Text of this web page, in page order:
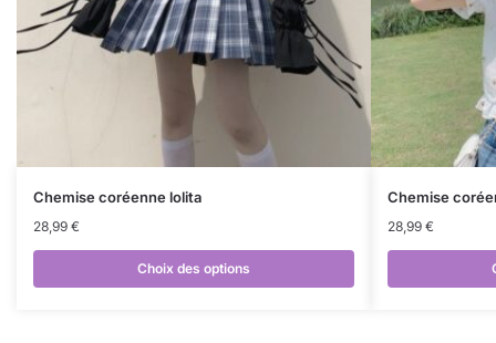
Chemise coréenne lolita
28,99 €
Choix des options
Chemise
28,99 €